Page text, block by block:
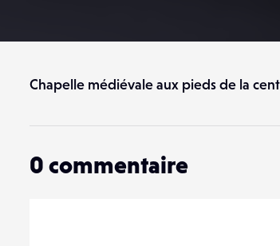
Chapelle médiévale aux pieds de la
0 commentaire